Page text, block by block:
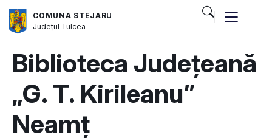
COMUNA STEJARU
Județul Tulcea
Biblioteca Județeană
„G. T. Kirileanu”
Neamț